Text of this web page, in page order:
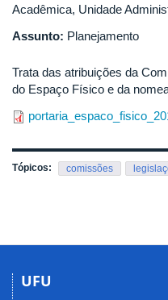
Acadêmica, Unidade
Assunto: Planejamento
Trata das atribuições da
do Espaço Físico e da
Tópicos: comissões
UFU